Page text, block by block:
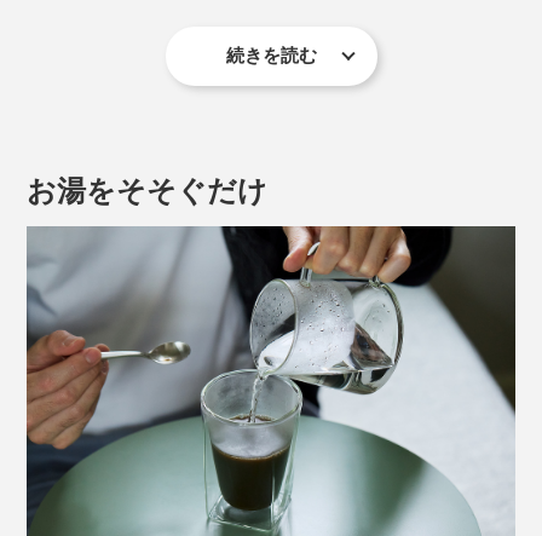
CBDの品質を損なうことなく、お茶の粉末全体に均等に
続きを読む
お湯をそそぐだけ